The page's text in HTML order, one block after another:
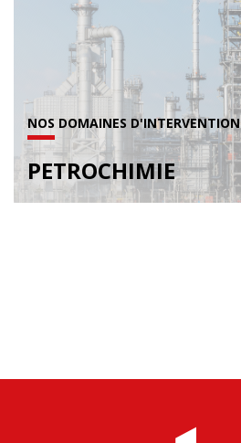
NOS DOMAINES D'INTERVENTION
PETROCHIMIE